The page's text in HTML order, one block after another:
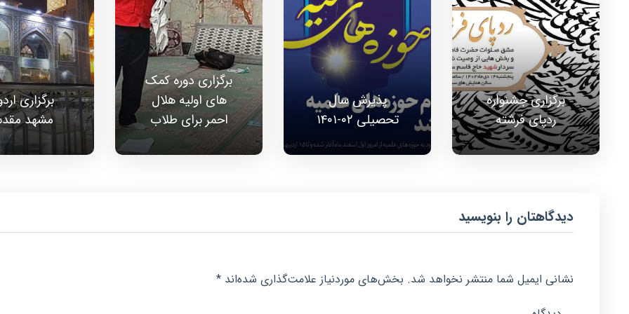
برگزاری جشنواره
ردپای فرشته
پذیرش سال
تحصیلی ۰۲-۱۴۰۱
برگزاری دوره کمک
های اولیه هلال
احمر برای طلاب
برگزاری
مشهد
دیدگاهتان را بنویسید
نشانی ایمیل شما منتشر نخواهد شد. بخش‌های موردنیاز علامت‌گذاری شده‌اند*